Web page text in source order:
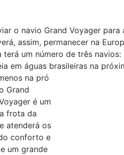
o navio Grand Voyager
assim, permanecer na
um número de três
em águas brasileiras na
na pró
Grand
é um
frota da
atenderá os
conforto e
um grande